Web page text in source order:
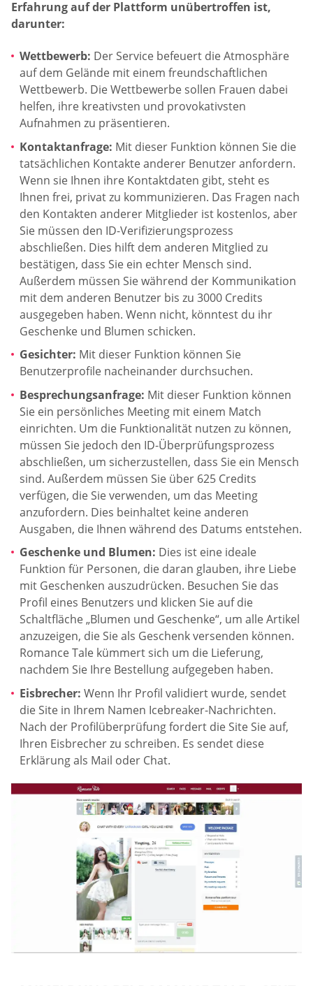
Erfahrung auf der Plattform unübertroffen ist,
darunter:
Wettbewerb: Der Service befeuert die Atmosphäre
auf dem Gelände mit einem freundschaftlichen
Wettbewerb. Die Wettbewerbe sollen Frauen dabei
helfen, ihre kreativsten und provokativsten
Aufnahmen zu präsentieren.
Kontaktanfrage: Mit dieser Funktion können Sie die
tatsächlichen Kontakte anderer Benutzer anfordern.
Wenn sie Ihnen ihre Kontaktdaten gibt, steht es
Ihnen frei, privat zu kommunizieren. Das Fragen nach
den Kontakten anderer Mitglieder ist kostenlos, aber
Sie müssen den ID-Verifizierungsprozess
abschließen. Dies hilft dem anderen Mitglied zu
bestätigen, dass Sie ein echter Mensch sind.
Außerdem müssen Sie während der Kommunikation
mit dem anderen Benutzer bis zu 3000 Credits
ausgegeben haben. Wenn nicht, könntest du ihr
Geschenke und Blumen schicken.
Gesichter: Mit dieser Funktion können Sie
Benutzerprofile nacheinander durchsuchen.
Besprechungsanfrage: Mit dieser Funktion können
Sie ein persönliches Meeting mit einem Match
einrichten. Um die Funktionalität nutzen zu können,
müssen Sie jedoch den ID-Überprüfungsprozess
abschließen, um sicherzustellen, dass Sie ein Mensch
sind. Außerdem müssen Sie über 625 Credits
verfügen, die Sie verwenden, um das Meeting
anzufordern. Dies beinhaltet keine anderen
Ausgaben, die Ihnen während des Datums entstehen.
Geschenke und Blumen: Dies ist eine ideale
Funktion für Personen, die daran glauben, ihre Liebe
mit Geschenken auszudrücken. Besuchen Sie das
Profil eines Benutzers und klicken Sie auf die
Schaltfläche „Blumen und Geschenke“, um alle Artikel
anzuzeigen, die Sie als Geschenk versenden können.
Romance Tale kümmert sich um die Lieferung,
nachdem Sie Ihre Bestellung aufgegeben haben.
Eisbrecher: Wenn Ihr Profil validiert wurde, sendet
die Site in Ihrem Namen Icebreaker-Nachrichten.
Nach der Profilüberprüfung fordert die Site Sie auf,
Ihren Eisbrecher zu schreiben. Es sendet diese
Erklärung als Mail oder Chat.